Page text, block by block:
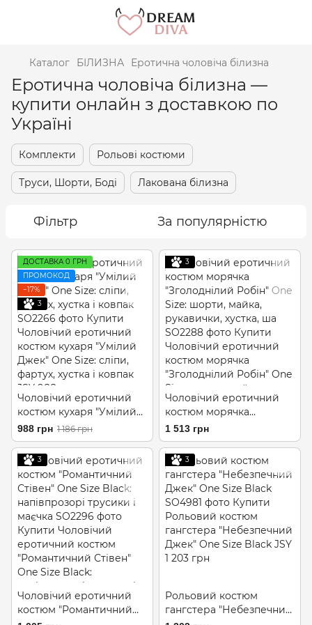
Каталог БІЛИЗНА Еротична чоловіча білизна
Еротична чоловіча білизна —
купити онлайн з доставкою по
Україні
Комплекти Рольові костюми
Труси, Шорти, Боді Лакована білизна
Фільтр За популярністю
ДОСТАВКА 0 ГРН
ПРОМОКОД
−17%
3
Чоловічий еротичний
костюм кухаря "Умілий
Джек" One Size: сліпи,
фартух, хустка і ковпак
988 грн 1 186 грн
3
Чоловічий еротичний
костюм морячка
"Зголоднілий Робін" One
Size: шорти, майка,
рукавички, хустка, ша
1 513 грн
3
Чоловічий еротичний
костюм "Романтичний
3
Рольовий костюм
гангстера "Небезпечний